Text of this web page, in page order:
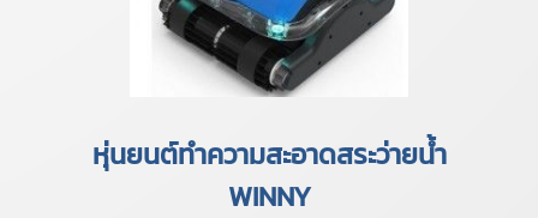
หุ่นยนต์ทำความสะอาดสระว่ายน้ำ
WINNY